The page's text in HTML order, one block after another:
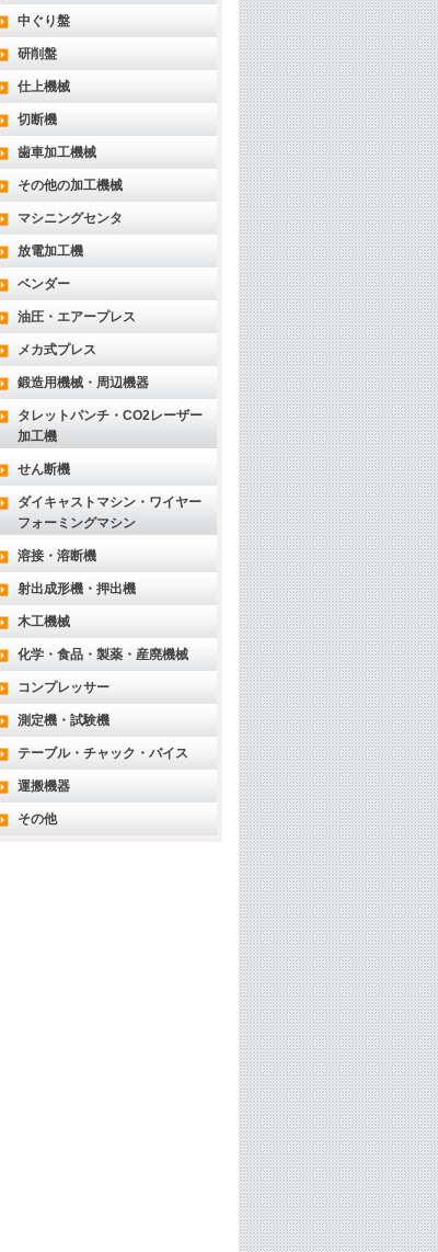
中ぐり盤
研削盤
仕上機械
切断機
歯車加工機械
その他の加工機械
マシニングセンタ
放電加工機
ベンダー
油圧・エアープレス
メカ式プレス
鍛造用機械・周辺機器
タレットパンチ・CO2レーザー
加工機
せん断機
ダイキャストマシン・ワイヤー
フォーミングマシン
溶接・溶断機
射出成形機・押出機
木工機械
化学・食品・製薬・産廃機械
コンプレッサー
測定機・試験機
テーブル・チャック・バイス
運搬機器
その他